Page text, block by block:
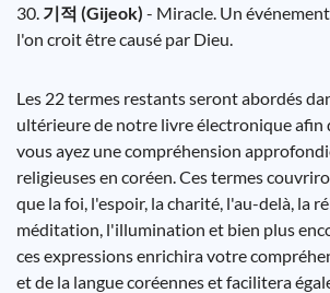
30. 기적 (Gijeok) - Miracle. Un
l'on croit être causé par Dieu.
Les 22 termes restants seront abordés
ultérieure de notre livre électronique afin
vous ayez une compréhension
religieuses en coréen. Ces termes
que la foi, l'espoir, la charité, l'au-delà, la
méditation, l'illumination et bien plus
ces expressions enrichira votre
et de la langue coréennes et facilitera